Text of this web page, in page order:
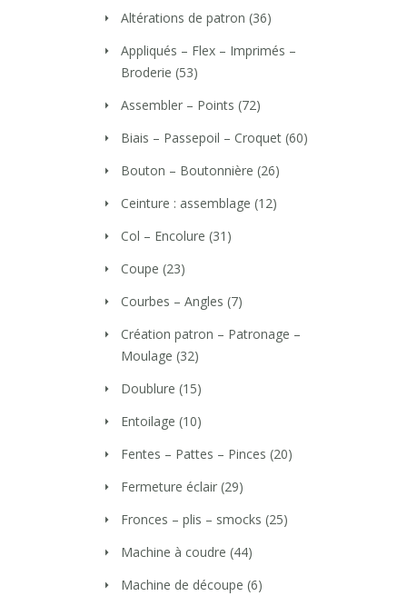
Altérations de patron (36)
Appliqués – Flex – Imprimés –
Broderie (53)
Assembler – Points (72)
Biais – Passepoil – Croquet (60)
Bouton – Boutonnière (26)
Ceinture : assemblage (12)
Col – Encolure (31)
Coupe (23)
Courbes – Angles (7)
Création patron – Patronage –
Moulage (32)
Doublure (15)
Entoilage (10)
Fentes – Pattes – Pinces (20)
Fermeture éclair (29)
Fronces – plis – smocks (25)
Machine à coudre (44)
Machine de découpe (6)